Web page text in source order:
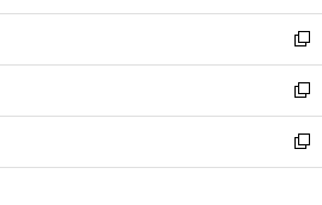
開
く
ウ
で
開
く
ン
ド
ウ
で
開
く
ウ
ィ
ン
ド
ウ
で
開
し
い
ウ
ィ
ン
ド
ウ
新
し
い
ウ
ィ
ン
新
し
い
ウ
新
し